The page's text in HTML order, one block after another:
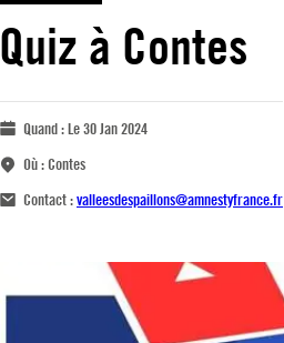
Quiz à Contes
Quand :Le 30 Jan 2024
Où :Contes
Contact :valleesdespaillons@amnestyfrance.fr